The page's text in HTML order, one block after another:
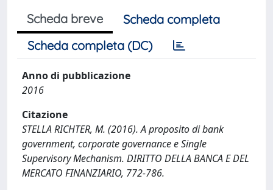
Scheda breve
Scheda completa
Scheda completa (DC)
Anno di pubblicazione
2016
Citazione
STELLA RICHTER, M. (2016). A proposito di bank
government, corporate governance e Single
Supervisory Mechanism. DIRITTO DELLA BANCA E DEL
MERCATO FINANZIARIO, 772-786.